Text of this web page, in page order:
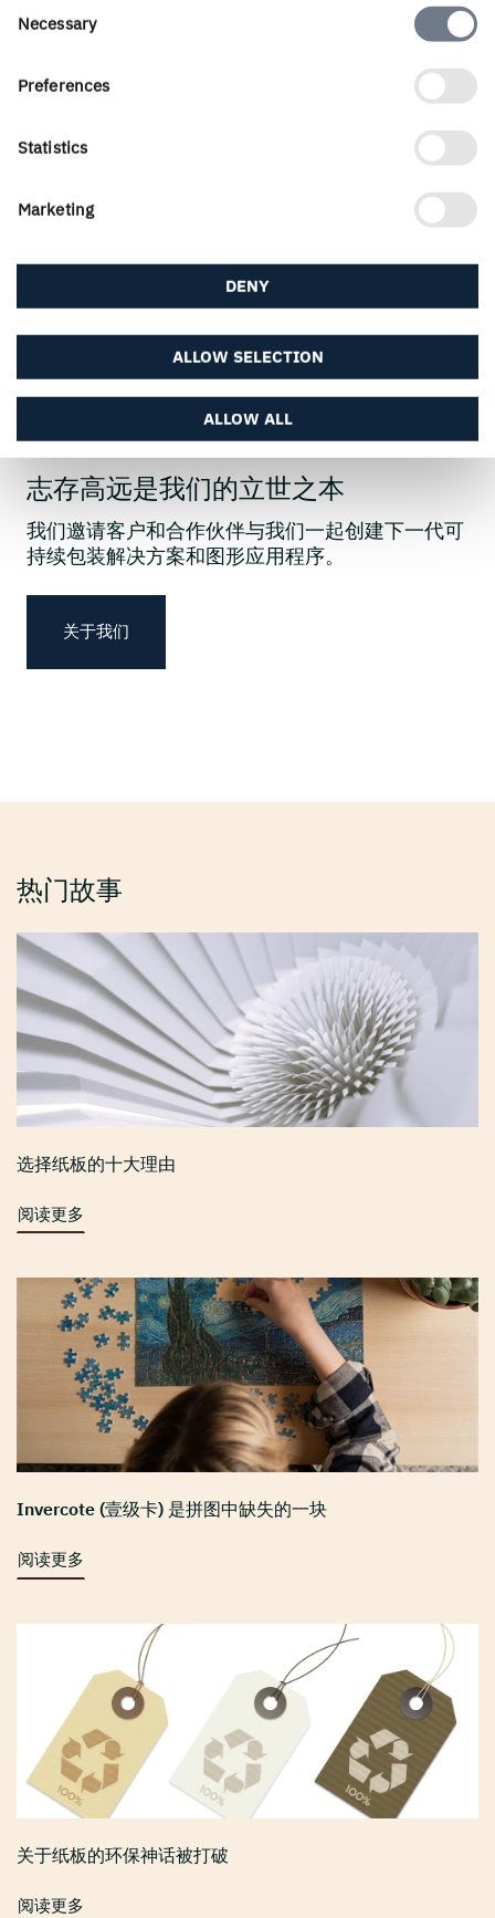
Consent
Necessary
Preferences
Statistics
Marketing
ALLOW ALL
ALLOW SELECTION
DENY
我们是豪盟
志存高远是我们的立世之本
我们邀请客户和合作伙伴与我们一起创建下一代可
持续包装解决方案和图形应用程序。
关于我们
accept Marketing and Statistics cookies
to view this content.
热门故事
选择纸板的十大理由
阅读更多
Invercote (壹级卡) 是拼图中缺失的一块
阅读更多
关于纸板的环保神话被打破
阅读更多